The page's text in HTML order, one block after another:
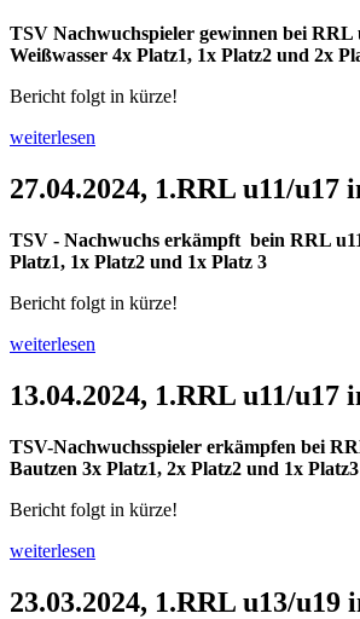
TSV Nachwuchspieler gewinnen bei RRL
Weißwasser 4x Platz1, 1x Platz2 und 2x
Bericht folgt in kürze!
weiterlesen
27.04.2024, 1.RRL u11/u17
TSV - Nachwuchs erkämpft bein RRL
Platz1, 1x Platz2 und 1x Platz 3
Bericht folgt in kürze!
weiterlesen
13.04.2024, 1.RRL u11/u17
TSV-Nachwuchsspieler erkämpfen bei
Bautzen 3x Platz1, 2x Platz2 und 1x Platz3
Bericht folgt in kürze!
weiterlesen
23.03.2024, 1.RRL u13/u19